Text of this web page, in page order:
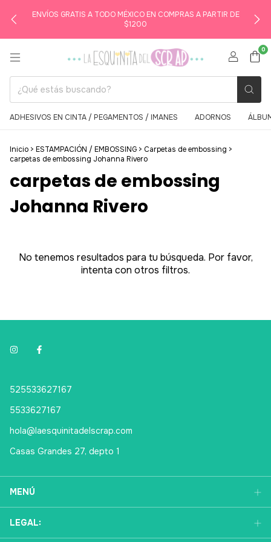
ENVÍOS GRATIS A TODO MÉXICO EN COMPRAS A PARTIR DE
$1200
0
ADHESIVOS EN CINTA / PEGAMENTOS / IMANES ADORNOS
Inicio > ESTAMPACIÓN / EMBOSSING > Carpetas de embossing >
carpetas de embossing Johanna Rivero
carpetas de embossing
Johanna Rivero
No tenemos resultados para tu búsqueda. Por favor,
intenta con otros filtros.
525533627167
5533627167
hola@laesquinitadelscrap.com
Casas Grandes 27, depto 1
MENÚ
LEGAL: